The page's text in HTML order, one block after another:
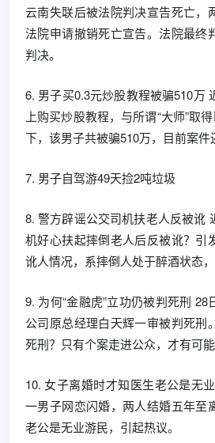
云南失联后被法院判决宣告死亡，
法院申请撤销死亡宣告。法院最终
判决。
6. 男子买0.3元炒股教程被骗510万
上购买炒股教程，与所谓“大师”取
下，该男子共被骗510万，目前案件
7. 男子自驾游49天捡2吨垃圾
8. 警方辟谣公交司机扶老人反被讹
机好心扶起摔倒老人后反被讹？引
讹人情况，系摔倒人处于醉酒状态
9. 为何“金融虎”立功仍被判死刑
公司原总经理白天辉一审被判死刑
死刑？只有个案走进公众，才有可能
10. 女子离婚时才知医生老公是无
一男子网恋闪婚，两人结婚五年至
老公是无业游民，引起热议。